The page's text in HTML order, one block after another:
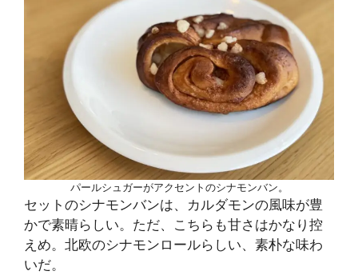
パールシュガーがアクセントのシナモンバン。
セットのシナモンバンは、カルダモンの風味が豊
かで素晴らしい。ただ、こちらも甘さはかなり控
えめ。北欧のシナモンロールらしい、素朴な味わ
いだ。